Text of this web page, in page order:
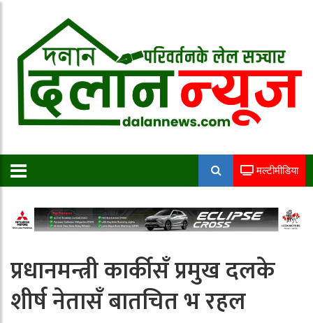
मल्टीमीडिया
प्रधानमन्त्री कार्कीसँ प्रमुख दलके
शीर्ष नेतासँ बातचित भ रहल